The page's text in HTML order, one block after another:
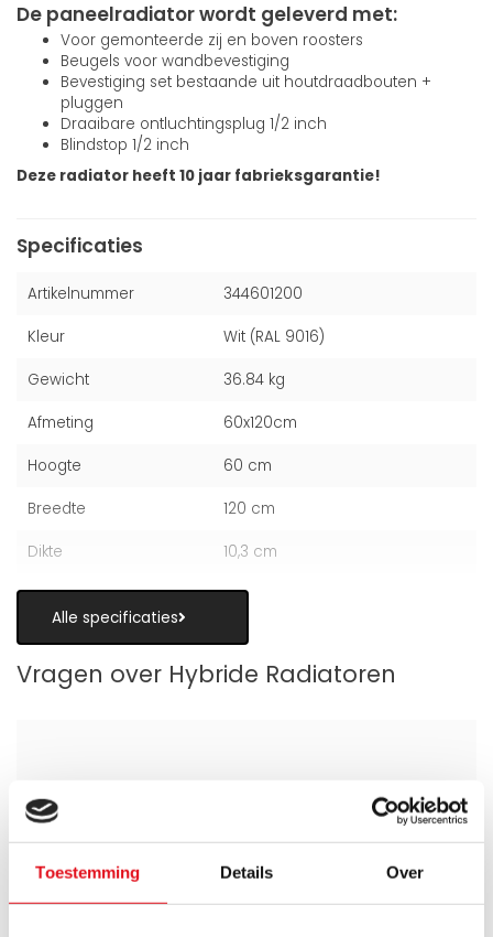
Toestemming Details Over
De paneelradiator wordt geleverd met:
Voor gemonteerde zij en boven roosters
Beugels voor wandbevestiging
Bevestiging set bestaande uit houtdraadbouten +
pluggen
Draaibare ontluchtingsplug 1/2 inch
Blindstop 1/2 inch
Deze radiator heeft 10 jaar fabrieksgarantie!
Specificaties
Artikelnummer 344601200
Kleur Wit (RAL 9016)
Gewicht 36.84 kg
Afmeting 60x120cm
Hoogte 60 cm
Breedte 120 cm
Dikte 10,3 cm
Alle specificaties
Vragen over Hybride Radiatoren
Is een hybride paneelradiator geschikt
als alternatief voor vloerverwarming?
Wanneer zijn de warmteboosters het